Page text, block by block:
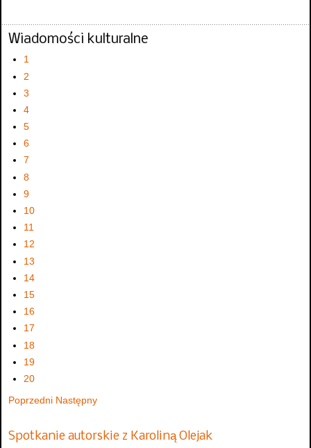
Wiadomości kulturalne
1
2
3
4
5
6
7
8
9
10
11
12
13
14
15
16
17
18
19
20
Poprzedni Następny
Spotkanie autorskie z Karoliną Olejak